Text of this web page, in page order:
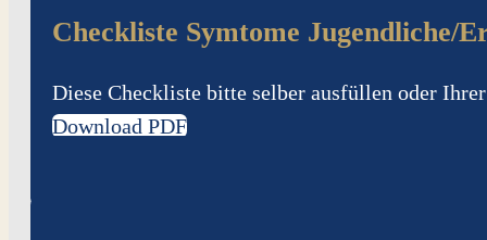
Checkliste Symtome Jugendliche/
Diese Checkliste bitte selber ausfüllen oder
Download PDF